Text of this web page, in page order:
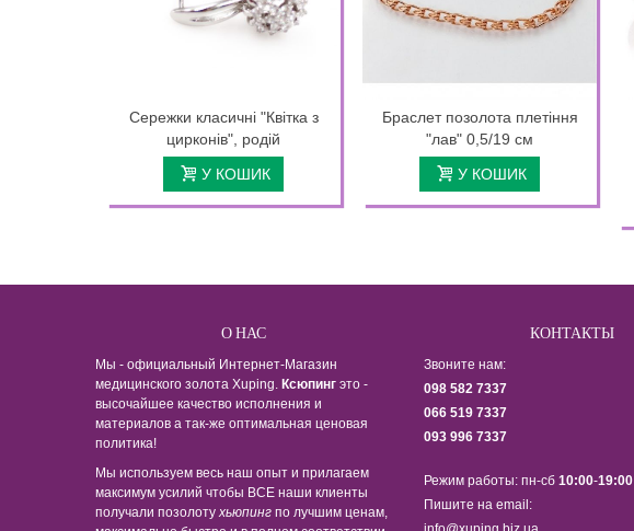
Сережки класичні "Квітка з
цирконів", родій
У КОШИК
Браслет позолота плетіння
"лав" 0,5/19 см
У КОШИК
О НАС
Мы - официальный Интернет-Магазин
медицинского золота Xuping. Ксюпинг это -
высочайшее качество исполнения и
материалов а так-же оптимальная ценовая
политика!
Мы используем весь наш опыт и прилагаем
максимум усилий чтобы ВСЕ наши клиенты
получали позолотухьюпинг по лучшим ценам,
КОНТАКТЫ
Звоните нам:
098 582 7337
066 519 7337
093 996 7337
Режим работы: пн-сб 10:00-19:00
Пишите на email: